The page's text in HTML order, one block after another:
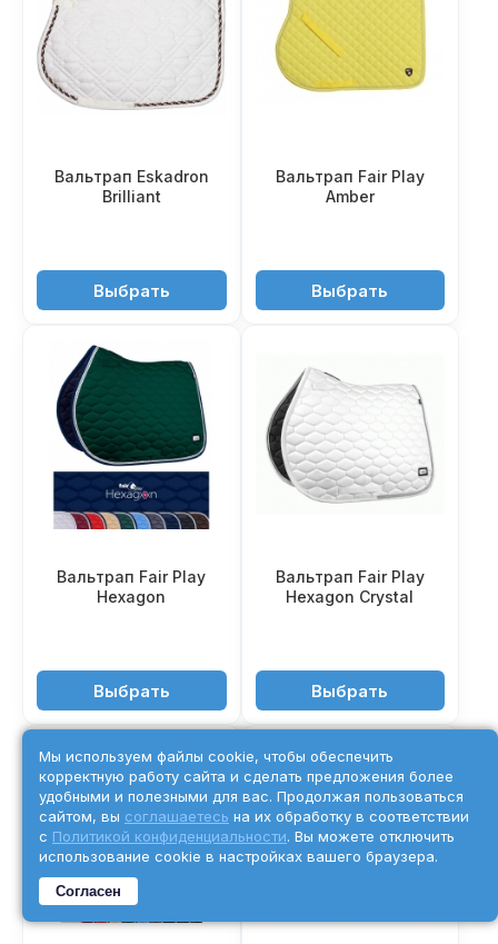
Вальтрап Eskadron
Brilliant
4'700 ₽Выбрать
Вальтрап Fair Play
Amber
2'550 ₽Выбрать
Вальтрап Fair Play
Hexagon
4'950 ₽Выбрать
Вальтрап Fair Play
Hexagon Crystal
5'550 ₽Выбрать
Мы используем файлы cookie, чтобы обеспечить
корректную работу сайта и сделать предложения более
удобными и полезными для вас. Продолжая пользоваться
сайтом, вы соглашаетесь на их обработку в соответствии
с Политикой конфиденциальности. Вы можете отключить
использование cookie в настройках вашего браузера.
Согласен